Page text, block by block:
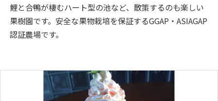
鯉と合鴨が棲むハート型の池など、散策するのも楽しい
果樹園です。安全な果物栽培を保証するGGAP・ASIAGAP
認証農場です。